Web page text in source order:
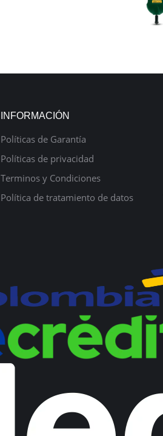
INFORMACIÓN
Políticas de Garantía
Políticas de privacidad
Terminos y Condiciones
Política de tratamiento de datos